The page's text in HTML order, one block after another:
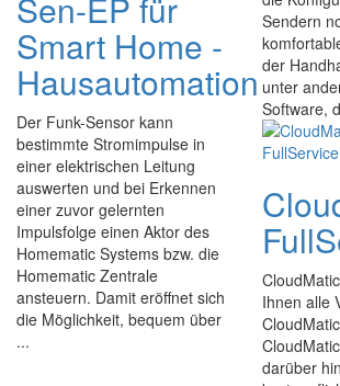
Smart Home -
Hausautomation
Der Funk-Sensor kann
bestimmte Stromimpulse in
einer elektrischen Leitung
auswerten und bei Erkennen
einer zuvor gelernten
Impulsfolge einen Aktor des
Homematic Systems bzw. die
Homematic Zentrale
ansteuern. Damit eröffnet sich
die Möglichkeit, bequem über
...
Sendern
der
unter
Software,
Ihnen alle
darüber